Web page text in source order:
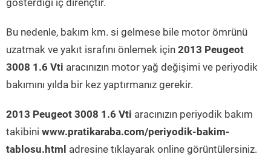
gösterdiği iç dirençtir.
Bu nedenle, bakım km. si gelmese bile motor ömrünü
uzatmak ve yakıt israfını önlemek için 2013 Peugeot
3008 1.6 Vti aracınızın motor yağ değişimi ve periyodik
bakımını yılda bir kez yaptırmanız gerekir.
2013 Peugeot 3008 1.6 Vti aracınızın periyodik bakım
takibini www.pratikaraba.com/periyodik-bakim-
tablosu.html adresine tıklayarak online görüntülersiniz.